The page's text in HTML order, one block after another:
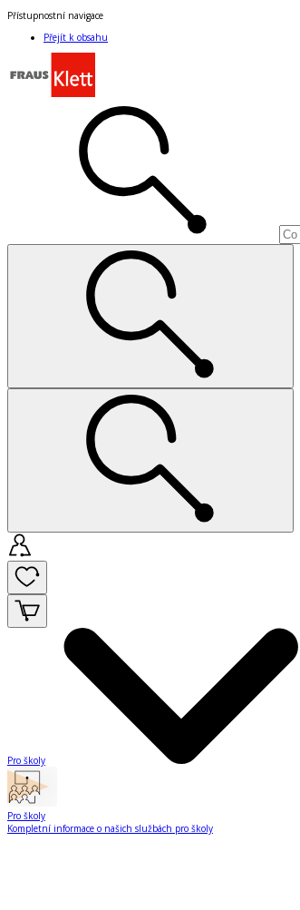
Přístupnostní navigace
Přejít k obsahu
Pro školy
Pro školy
Kompletní informace o našich službách pro školy